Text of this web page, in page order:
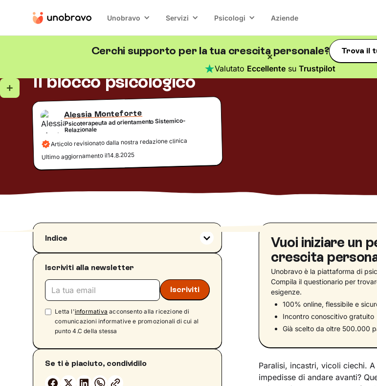
Unobravo Servizi Psicologi Aziende
Cerchi supporto per la tua crescita personale? Trova il
Valutato Eccellentesu Trustpilot
Il blocco psicologico
Alessia Monteforte
Psicoterapeuta ad orientamento Sistemico-
Relazionale
Articolo revisionato dalla nostra redazione clinica
Ultimo aggiornamento il14.8.2025
Indice
Cos'è un blocco psicologico: definizione ed
esempio
Quali sono le cause di un blocco psicologico?
Come riconoscere un blocco psicologico: i
sintomi
Come superare il blocco psicologico?
Ritrovare il proprio percorso con il giusto
Iscriviti alla newsletter
Letta l'informativa acconsento alla ricezione di
comunicazioni informative e promozionali di cui al
punto 4.C della stessa
Se ti è piaciuto, condividilo
Vuoi iniziare un
crescita
Unobravo è la piattaforma di
Compila il questionario per
esigenze.
100% online, flessibile e
Incontro conoscitivo gratuito
Già scelto da oltre 500.000
Paralisi, incastri, vicoli ciechi.
impedisse di andare avanti?